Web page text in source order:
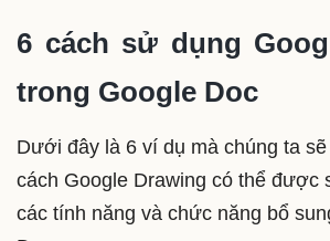
6 cách sử dụng
trong Google Doc
Dưới đây là 6 ví dụ mà chúng ta
cách Google Drawing có thể được
các tính năng và chức năng bổ